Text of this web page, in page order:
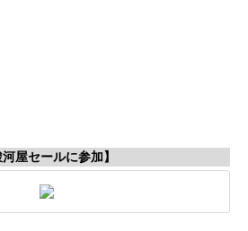
河屋セールに参加】